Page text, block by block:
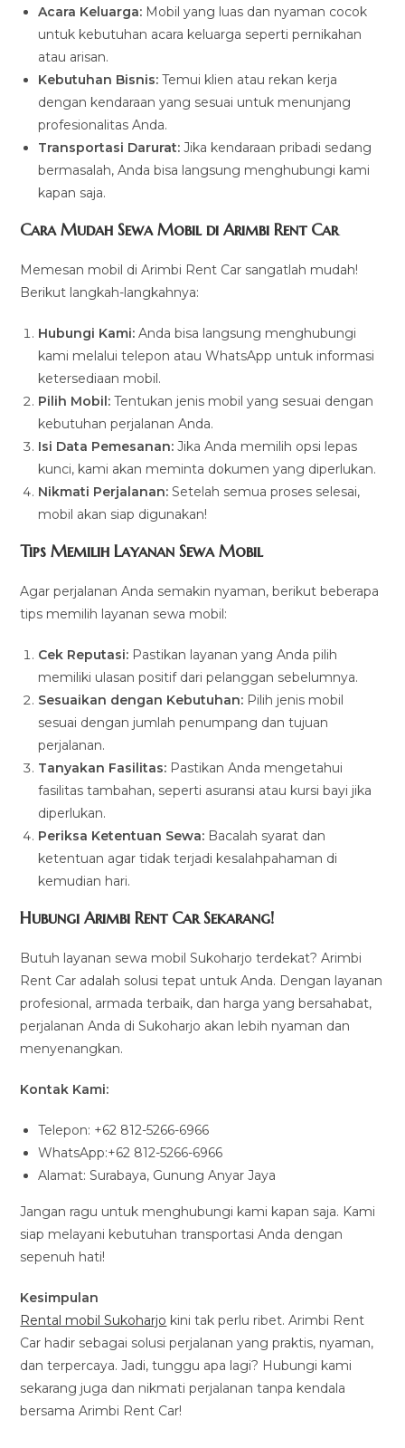
Acara Keluarga: Mobil yang luas dan nyaman cocok
untuk kebutuhan acara keluarga seperti pernikahan
atau arisan.
Kebutuhan Bisnis: Temui klien atau rekan kerja
dengan kendaraan yang sesuai untuk menunjang
profesionalitas Anda.
Transportasi Darurat: Jika kendaraan pribadi sedang
bermasalah, Anda bisa langsung menghubungi kami
kapan saja.
Cara Mudah Sewa Mobil di Arimbi Rent Car
Memesan mobil di Arimbi Rent Car sangatlah mudah!
Berikut langkah-langkahnya:
Hubungi Kami: Anda bisa langsung menghubungi
kami melalui telepon atau WhatsApp untuk informasi
ketersediaan mobil.
Pilih Mobil: Tentukan jenis mobil yang sesuai dengan
kebutuhan perjalanan Anda.
Isi Data Pemesanan: Jika Anda memilih opsi lepas
kunci, kami akan meminta dokumen yang diperlukan.
Nikmati Perjalanan: Setelah semua proses selesai,
mobil akan siap digunakan!
Tips Memilih Layanan Sewa Mobil
Agar perjalanan Anda semakin nyaman, berikut beberapa
tips memilih layanan sewa mobil:
Cek Reputasi: Pastikan layanan yang Anda pilih
memiliki ulasan positif dari pelanggan sebelumnya.
Sesuaikan dengan Kebutuhan: Pilih jenis mobil
sesuai dengan jumlah penumpang dan tujuan
perjalanan.
Tanyakan Fasilitas: Pastikan Anda mengetahui
fasilitas tambahan, seperti asuransi atau kursi bayi jika
diperlukan.
Periksa Ketentuan Sewa: Bacalah syarat dan
ketentuan agar tidak terjadi kesalahpahaman di
kemudian hari.
Hubungi Arimbi Rent Car Sekarang!
Butuh layanan sewa mobil Sukoharjo terdekat? Arimbi
Rent Car adalah solusi tepat untuk Anda. Dengan layanan
profesional, armada terbaik, dan harga yang bersahabat,
perjalanan Anda di Sukoharjo akan lebih nyaman dan
menyenangkan.
Kontak Kami:
Telepon: +62 812-5266-6966
WhatsApp:+62 812-5266-6966
Alamat: Surabaya, Gunung Anyar Jaya
Jangan ragu untuk menghubungi kami kapan saja. Kami
siap melayani kebutuhan transportasi Anda dengan
sepenuh hati!
Kesimpulan
Rental mobil Sukoharjo kini tak perlu ribet. Arimbi Rent
Car hadir sebagai solusi perjalanan yang praktis, nyaman,
dan terpercaya. Jadi, tunggu apa lagi? Hubungi kami
sekarang juga dan nikmati perjalanan tanpa kendala
bersama Arimbi Rent Car!